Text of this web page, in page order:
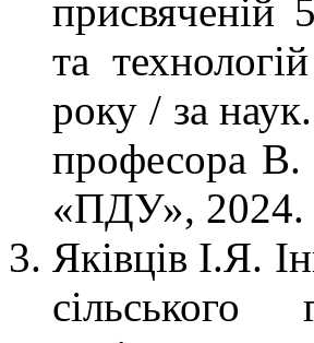
присвяченій
та
року / за
професора В.
«ПДУ», 2024.
Яківців І.Я.
сільського